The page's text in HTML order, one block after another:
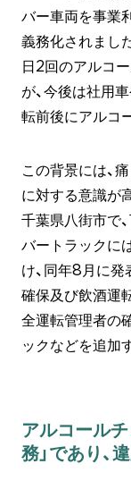
バー車両を事業
義務化されまし
日2回のアルコ
が、今後は社用
転前後にアルコ
この背景には、
に対する意識が
千葉県八街市で
バートラックに
け、同年8月に
確保及び飲酒運
全運転管理者の
ックなどを追加
アルコール
務」であり、